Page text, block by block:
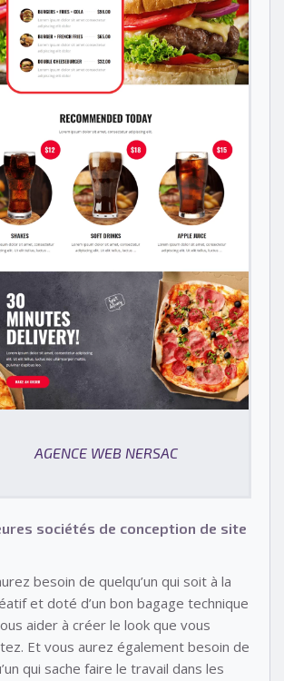
AGENCE WEB NERSAC
sociétés de conception de site
besoin de quelqu’un qui soit à la
et doté d’un bon bagage technique
aider à créer le look que vous
Et vous aurez également besoin de
qui sache faire le travail dans les